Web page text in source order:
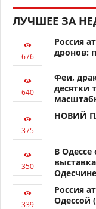
ЛУЧШЕЕ ЗА
Россия
дронов:
Феи,
десятки
НОВИЙ
В Одессе
Россия
Одессой